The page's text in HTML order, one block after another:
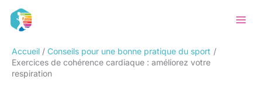
Accueil
Conseils pour une bonne pratique du sport
Exercices de cohérence cardiaque : améliorez votre
respiration
Rechercher